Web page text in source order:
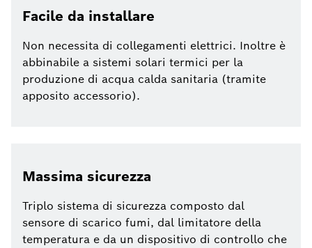
Facile da installare
Non necessita di collegamenti elettrici. Inoltre è
abbinabile a sistemi solari termici per la
produzione di acqua calda sanitaria (tramite
apposito accessorio).
Massima sicurezza
Triplo sistema di sicurezza composto dal
sensore di scarico fumi, dal limitatore della
temperatura e da un dispositivo di controllo che